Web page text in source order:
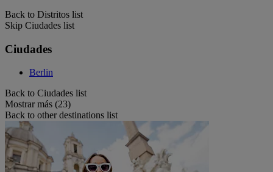
Back to Distritos list
Skip Ciudades list
Ciudades
Berlin
Back to Ciudades list
Mostrar más (23)
Back to other destinations list